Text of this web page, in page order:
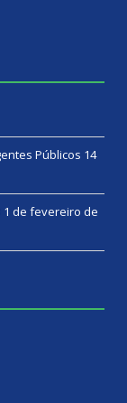
Públicos 14
1 de fevereiro de